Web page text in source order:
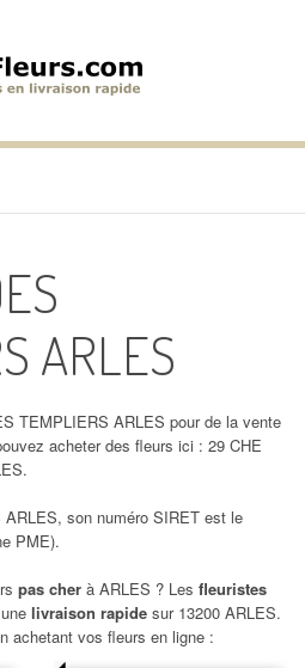
ARLES
TEMPLIERS ARLES pour de la vente
acheter des fleurs ici : 29 CHE
son numéro SIRET est le
PME).
pas cherà ARLES ? Les fleuristes
livraison rapide sur 13200 ARLES.
achetant vos fleurs en ligne :